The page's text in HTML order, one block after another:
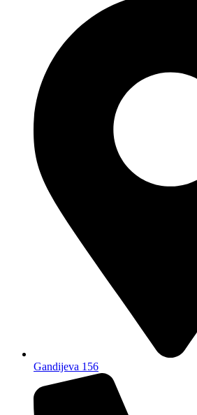
Gandijeva 156